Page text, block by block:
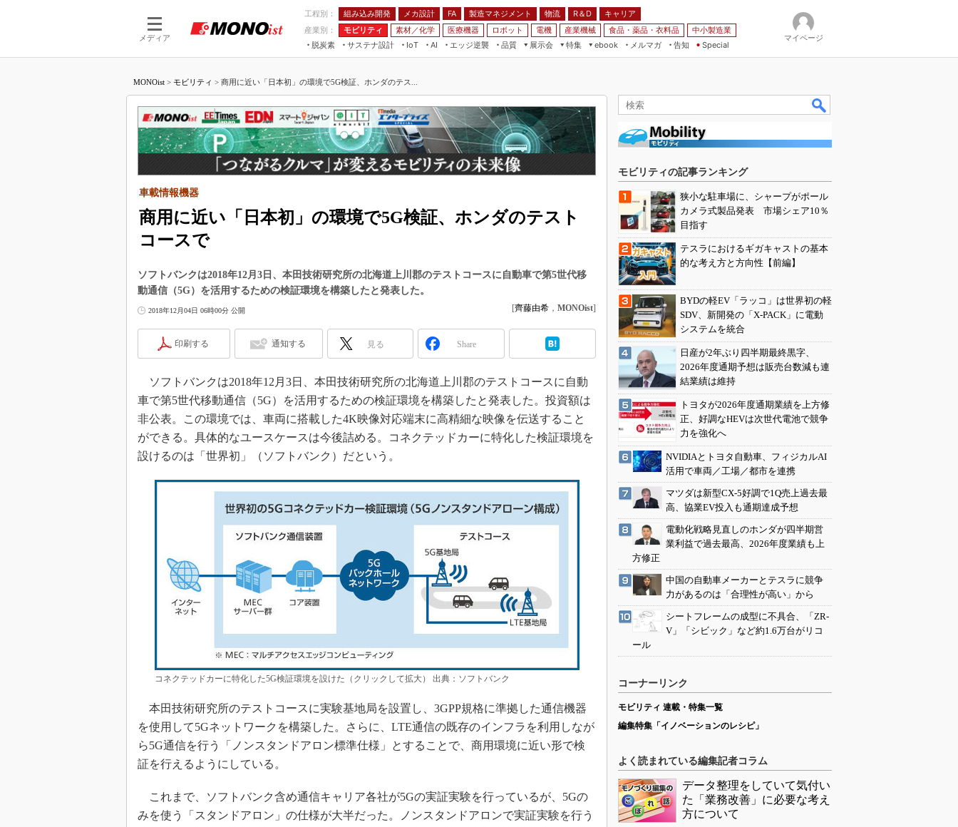
メディア
工程別： 組み込み開発 メカ設計 FA 製造マネジメント 物流 R＆D
キャリア
産業別：
モビリティ 素材／化学 医療機器 ロボット 電機 産業機械 食品・薬品・衣料品
中小製造業
脱炭素
サステナ設計
IoT
つながる工場
つながるサービス
AI
AI×設備保全
Physical AI
エッジ逆襲 品質
展示会
JIMTOF
組込み/エッジ コンピューティング
展＆IoT/5Gソリューション展
IIFES
国際ロボット展
人テク展
EdgeTech+
日本ものづくりワールド
産業オープンネット展
特集
5G
VR／AR
フィールドサービス
FPGA
組み込みモデリング
ISO26262
デジタルツインとCAE
インダストリー4.0
イノベーション
製造業ビッグデータ
植物工場
知財マネジメント
海外生産
制御セキュリティ
新型コロナへの対応
ebook
製造マネジメント
FA
モビリティ
素材／化学
メルマガ
告知 Special
マイページ
MONOist > モビリティ > 商用に近い「日本初」の環境で5G検証、ホンダのテス...
商用に近い「日本初」の環境で5G検証、ホンダのテスト
コースで
車載情報機器
ソフトバンクは2018年12月3日、本田技術研究所の北海道上川郡のテストコースに自動車で第5世代移
動通信（5G）を活用するための検証環境を構築したと発表した。
2018年12月04日 06時00分 公開 [齊藤由希 ， MONOist]
印刷する 通知する 見る Share
ソフトバンクは2018年12月3日、本田技術研究所の北海道上川郡のテストコースに自動
車で第5世代移動通信（5G）を活用するための検証環境を構築したと発表した。投資額は
非公表。この環境では、車両に搭載した4K映像対応端末に高精細な映像を伝送すること
ができる。具体的なユースケースは今後詰める。コネクテッドカーに特化した検証環境を
設けるのは「世界初」（ソフトバンク）だという。
コネクテッドカーに特化した5G検証環境を設けた（クリックして拡大） 出典：ソフトバンク
本田技術研究所のテストコースに実験基地局を設置し、3GPP規格に準拠した通信機器
を使用して5Gネットワークを構築した。さらに、LTE通信の既存のインフラを利用しなが
ら5G通信を行う「ノンスタンドアロン標準仕様」とすることで、商用環境に近い形で検
証を行えるようにしている。
これまで、ソフトバンク含め通信キャリア各社が5Gの実証実験を行っているが、5Gの
みを使う「スタンドアロン」の仕様が大半だった。ノンスタンドアロンで実証実験を行う
モビリティの記事ランキング
狭小な駐車場に、シャープがポール
カメラ式製品発表 市場シェア10％
目指す
テスラにおけるギガキャストの基本
的な考え方と方向性【前編】
BYDの軽EV「ラッコ」は世界初の軽
SDV、新開発の「X-PACK」に電動
システムを統合
日産が2年ぶり四半期最終黒字、
2026年度通期予想は販売台数減も連
結業績は維持
トヨタが2026年度通期業績を上方修
正、好調なHEVは次世代電池で競争
力を強化へ
NVIDIAとトヨタ自動車、フィジカルAI
活用で車両／工場／都市を連携
マツダは新型CX-5好調で1Q売上過去最
高、協業EV投入も通期達成予想
電動化戦略見直しのホンダが四半期営
業利益で過去最高、2026年度業績も上
方修正
中国の自動車メーカーとテスラに競争
力があるのは「合理性が高い」から
シートフレームの成型に不具合、「ZR-
V」「シビック」など約1.6万台がリコ
ール
コーナーリンク
モビリティ 連載・特集一覧
編集特集「イノベーションのレシピ」
よく読まれている編集記者コラム
データ整理をしていて気付い
た「業務改善」に必要な考え
方について